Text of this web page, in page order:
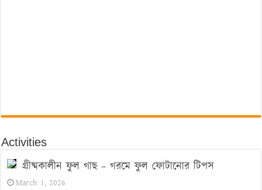
Activities
গ্রীষ্মকালীন ফুল গাছ – গরমে ফুল ফোটানোর টিপস
March 1, 2026